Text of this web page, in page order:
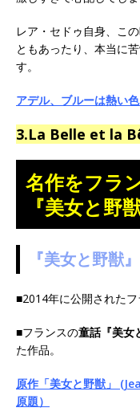
レア・セドゥ自身、こ
ともあったり、本当に
す。
アデル、ブルーは熱い色
3.La Belle et la
名作をフラ
『美女と野獣
『美女と野獣
■2014年に公開されたフ
■フランスの童話『美女
た作品。
原作「美女と野獣」
原題）